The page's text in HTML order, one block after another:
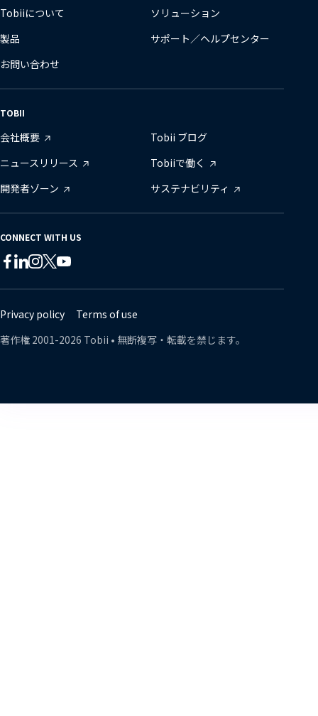
Tobiiについて
ソリューション
製品
サポート／ヘルプセンター
お問い合わせ
TOBII
会社概要
Tobii ブログ
ニュースリリース
Tobiiで働く
開発者ゾーン
サステナビリティ
CONNECT WITH US
Tobii
Facebook
Tobii
Linkedin
Tobii
Instagram
Tobii
Twitter
Tobii
Youtube
Tobii
Lin
Privacy policy
Terms of use
著作権 2001-2026 Tobii • 無断複写・転載を禁じます。